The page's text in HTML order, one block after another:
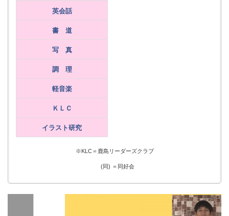
英会話
書 道
写 真
調 理
軽音楽
ＫＬＣ
イラスト研究
※KLC＝鹿島リーダーズクラブ
(同) ＝同好会
n